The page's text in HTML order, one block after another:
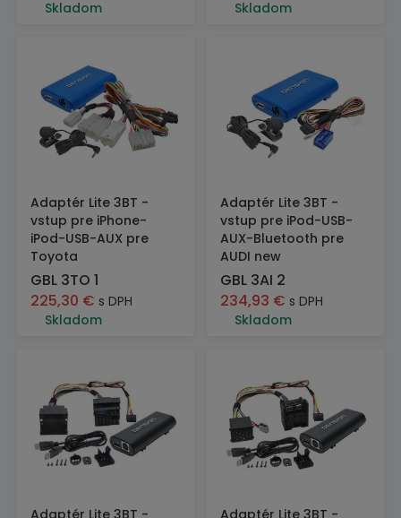
Skladom
Skladom
Adaptér Lite 3BT -
vstup pre iPhone-
iPod-USB-AUX pre
Toyota
GBL 3TO 1
225,30 € s DPH
Skladom
Adaptér Lite 3BT -
vstup pre iPod-USB-
AUX-Bluetooth pre
AUDI new
GBL 3AI 2
234,93 € s DPH
Skladom
Adaptér Lite 3BT - Adaptér Lite 3BT -